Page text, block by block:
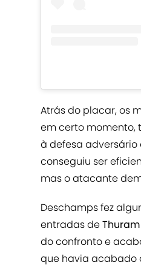
Atrás do placar, os
em certo momento,
à defesa
conseguiu ser
mas o atacante
Deschamps fez
entradas deThuram
do confronto e
que havia acabado